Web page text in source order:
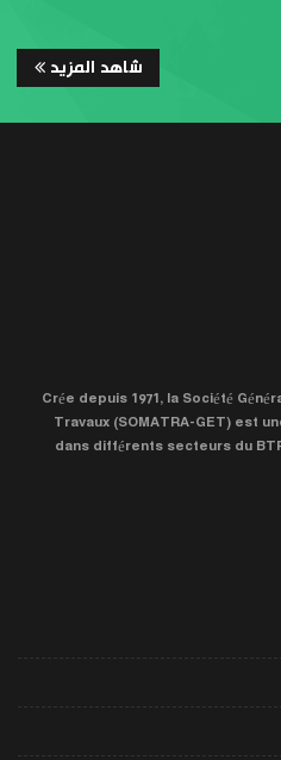
شاهد المزيد
Crée depuis 1971, la Société
Travaux (SOMATRA-GET) est
dans différents secteurs du